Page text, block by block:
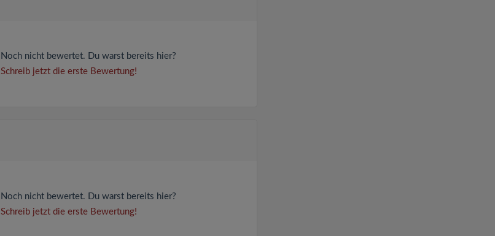
Noch nicht bewertet. Du warst bereits hier?
Schreib jetzt die erste Bewertung!
Noch nicht bewertet. Du warst bereits hier?
Schreib jetzt die erste Bewertung!